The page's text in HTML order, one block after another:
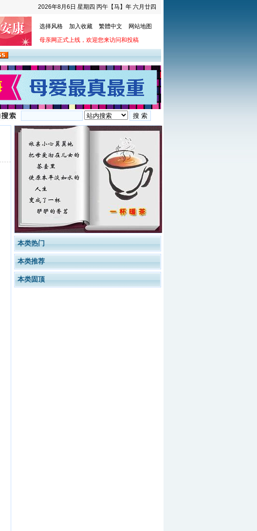
2026年8月6日 星期四 丙午【马】年 六月廿四
选择风格 加入收藏 繁體中文
网站地图
母亲网正式上线，欢迎您来访问和投稿
本类热门
本类推荐
本类固顶